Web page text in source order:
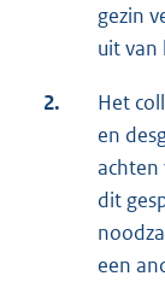
gezin
uit van
2.
Het
en
achten
dit
een